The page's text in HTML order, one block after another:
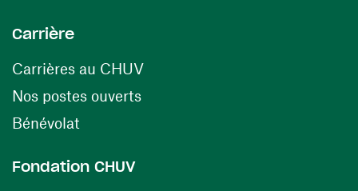
Carrière
Carrières au CHUV(ouvre une nouvelle fenêtre)
Nos postes ouverts(ouvre une nouvelle fenêtre)
Bénévolat
Fondation CHUV